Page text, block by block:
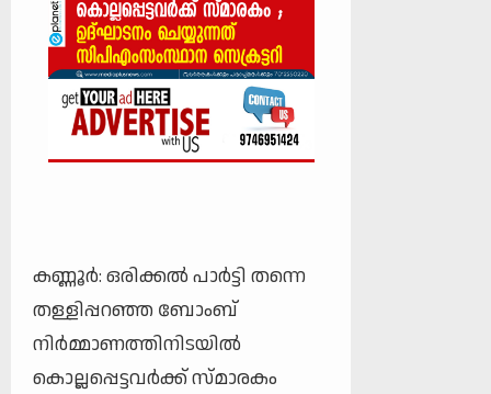
കണ്ണൂര്‍: ഒരിക്കല്‍ പാര്‍ട്ടി തന്നെ
തള്ളിപ്പറഞ്ഞ ബോംബ്
നിര്‍മ്മാണത്തിനിടയില്‍
കൊല്ലപ്പെട്ടവര്‍ക്ക് സ്മാരകം